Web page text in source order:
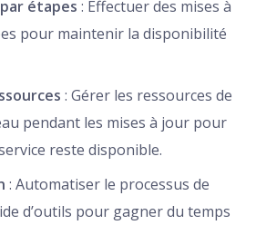
étapes : Effectuer des mises à
pour maintenir la disponibilité
: Gérer les ressources de
pendant les mises à jour pour
reste disponible.
: Automatiser le processus de
d’outils pour gagner du temps